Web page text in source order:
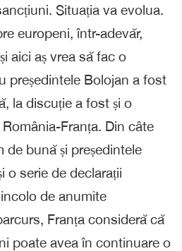
Situația va evolua.
europeni, într-adevăr,
aici aș vrea să fac o
președintele Bolojan a fost
la discuție a fost și o
Franța. Din câte
de bună și președintele
o serie de declarații
de anumite
Franța consideră că
poate avea în continuare o